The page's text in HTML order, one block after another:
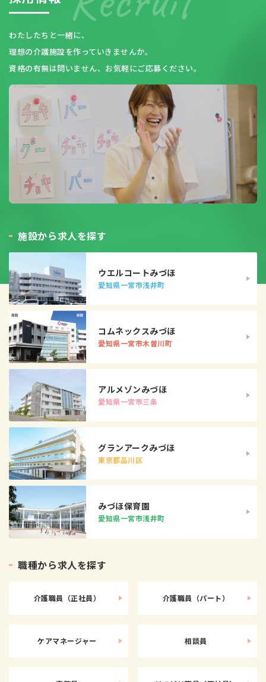
わたしたちと一緒に、
理想の介護施設を作っていきませんか。
資格の有無は問いません、お気軽にご応募ください。
施設から求人を探す
ウエルコートみづほ
愛知県一宮市浅井町
コムネックスみづほ
愛知県一宮市木曽川町
アルメゾンみづほ
愛知県一宮市三条
グランアークみづほ
東京都品川区
みづほ保育園
愛知県一宮市浅井町
職種から求人を探す
介護職員（正社員） 介護職員（パート）
ケアマネージャー 相談員